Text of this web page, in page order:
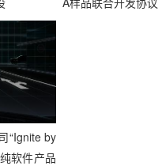
“Ignite by
软件产品